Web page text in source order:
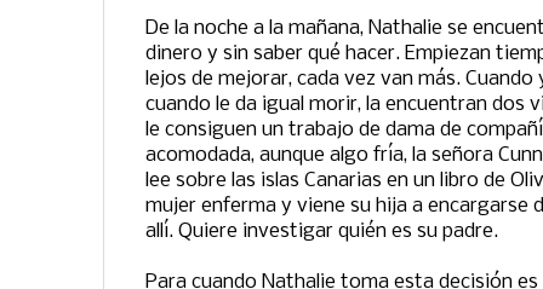
De la noche a la mañana, Nathalie se
dinero y sin saber qué hacer. Empiezan
lejos de mejorar, cada vez van más. Cuando
cuando le da igual morir, la encuentran dos
le consiguen un trabajo de dama de
acomodada, aunque algo fría, la señora
lee sobre las islas Canarias en un libro de
mujer enferma y viene su hija a encargarse
allí. Quiere investigar quién es su padre.
Para cuando Nathalie toma esta decisión es